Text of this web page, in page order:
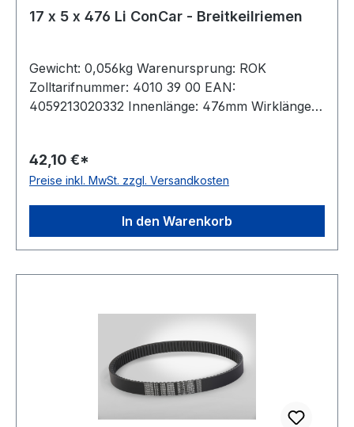
17 x 5 x 476 Li ConCar - Breitkeilriemen
Gewicht: 0,056kg Warenursprung: ROK
Zolltarifnummer: 4010 39 00 EAN:
4059213020332 Innenlänge: 476mm Wirklänge:
antistatisch: ja Norm: DIN 7719 / ISO 1604 Breite:
17mm Höhe: 5mm Winkel: 24° Material:
42,10 €*
Preise inkl. MwSt. zzgl. Versandkosten
In den Warenkorb